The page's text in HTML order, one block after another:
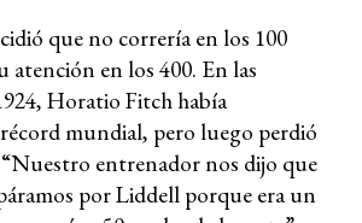
que no correría en los 100
atención en los 400. En las
Horatio Fitch había
mundial, pero luego perdió
entrenador nos dijo que
por Liddell porque era un